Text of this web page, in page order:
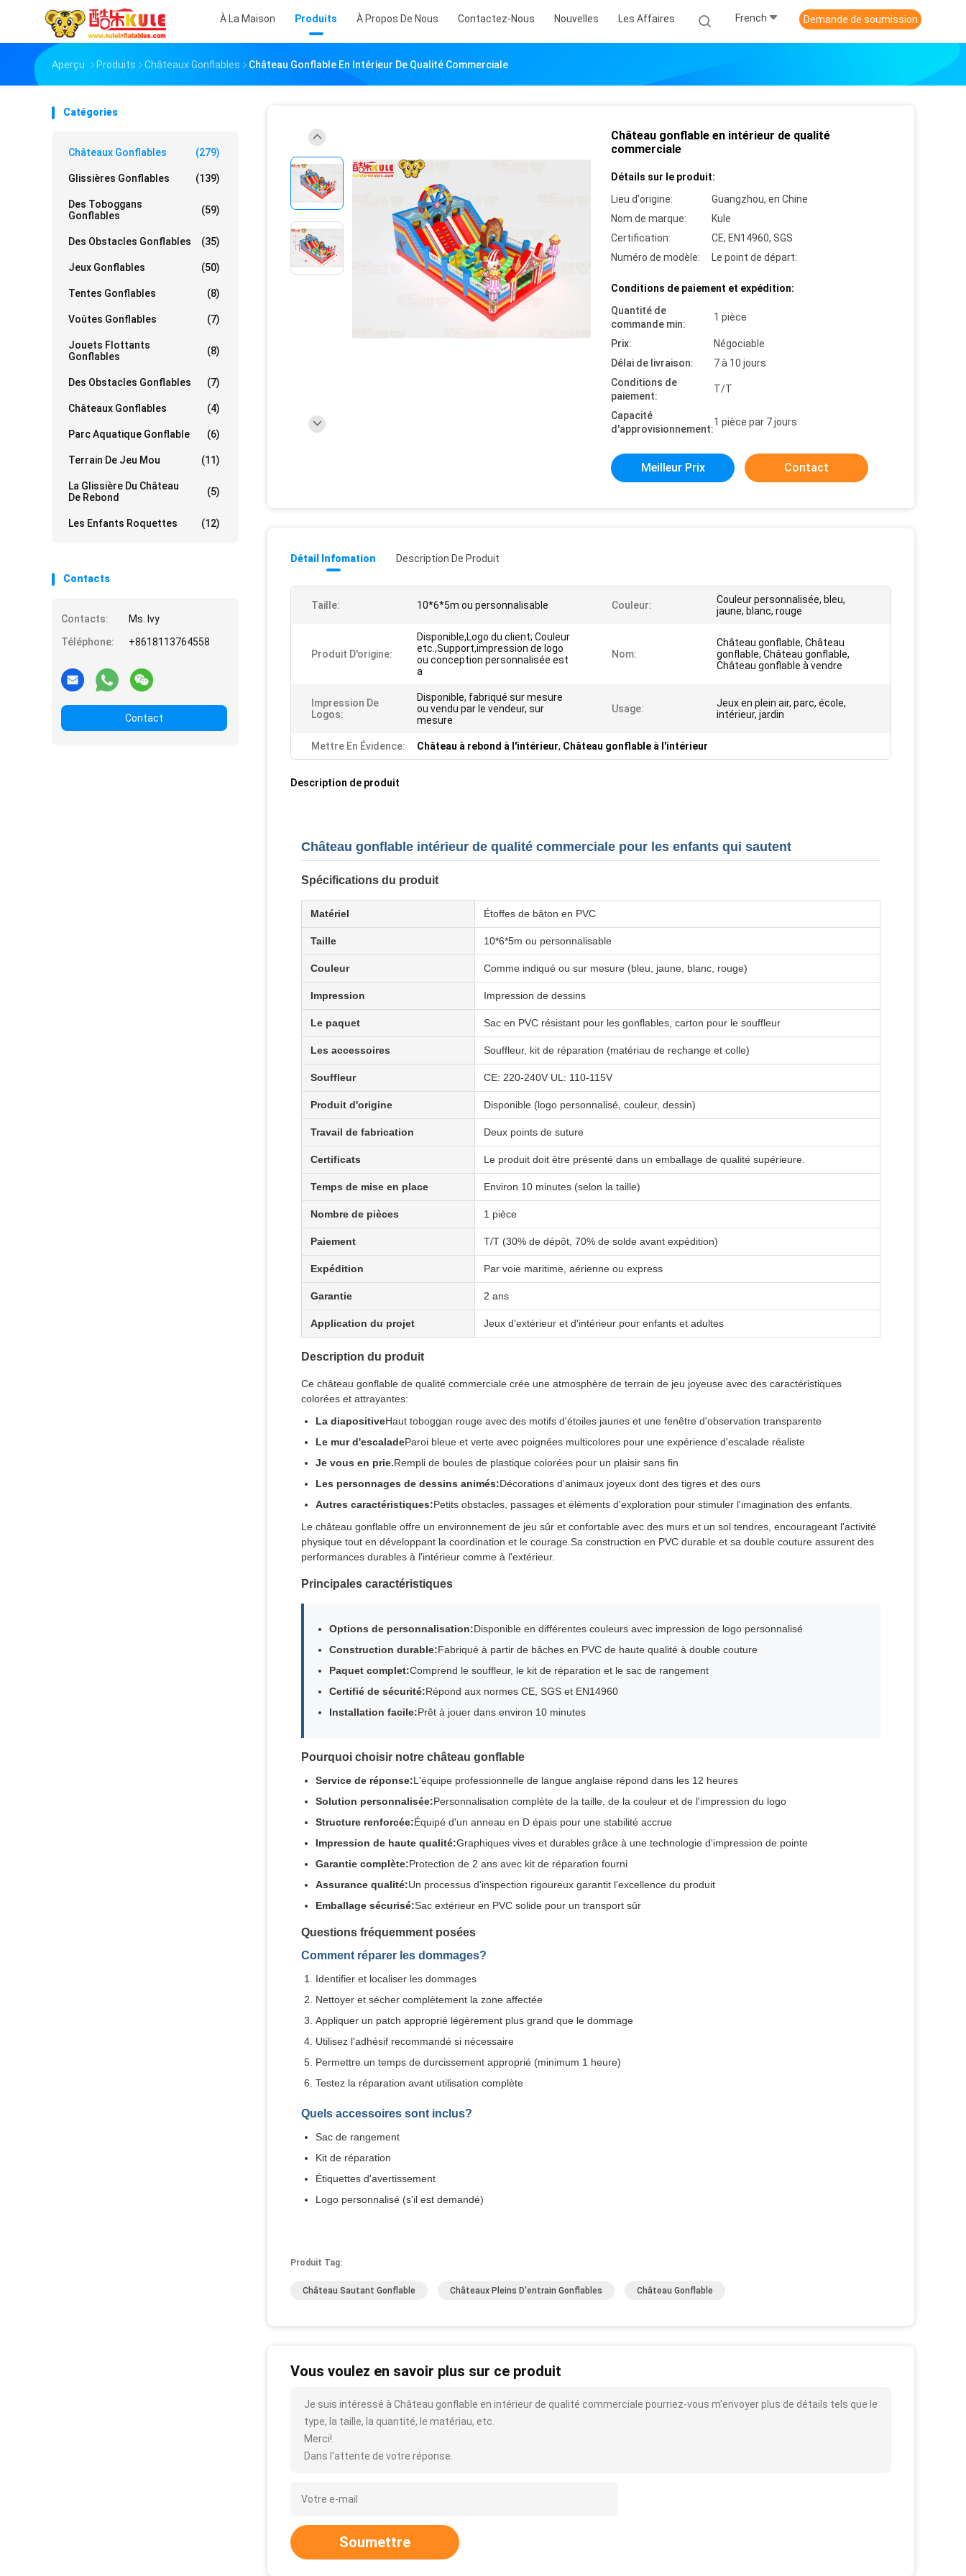
À La Maison Produits À Propos De Nous Contactez-Nous Nouvelles Les Affaires French Demande de soumission
Aperçu Produits Châteaux Gonflables Château Gonflable En Intérieur De Qualité Commerciale
Catégories
Châteaux Gonflables (279)
Glissières Gonflables (139)
Des Toboggans
Gonflables
(59)
Des Obstacles Gonflables (35)
Jeux Gonflables (50)
Tentes Gonflables (8)
Voûtes Gonflables (7)
Jouets Flottants
Gonflables
(8)
Des Obstacles Gonflables (7)
Châteaux Gonflables (4)
Parc Aquatique Gonflable (6)
Terrain De Jeu Mou (11)
La Glissière Du Château
De Rebond
(5)
Les Enfants Roquettes (12)
Contacts
Contacts:
Ms. Ivy
Téléphone:
+8618113764558
Contact
Château gonflable en intérieur de qualité
commerciale
Détails sur le produit:
Lieu d'origine:
Guangzhou, en Chine
Nom de marque:
Kule
Certification:
CE, EN14960, SGS
Numéro de modèle:
Le point de départ:
Conditions de paiement et expédition:
Quantité de
commande min:
1 pièce
Prix:
Négociable
Délai de livraison:
7 à 10 jours
Conditions de
paiement:
T/T
Capacité
d'approvisionnement:
1 pièce par 7 jours
Meilleur Prix Contact
Détail Infomation Description De Produit
Taille: 10*6*5m ou personnalisable Couleur:
Couleur personnalisée, bleu,
jaune, blanc, rouge
Produit D'origine:
Disponible,Logo du client; Couleur
etc.,Support,impression de logo
ou conception personnalisée est
a
Nom:
Château gonflable, Château
gonflable, Château gonflable,
Château gonflable à vendre
Impression De
Logos:
Disponible, fabriqué sur mesure
ou vendu par le vendeur, sur
mesure
Usage:
Jeux en plein air, parc, école,
intérieur, jardin
Mettre En Évidence: Château à rebond à l'intérieur, Château gonflable à l'intérieur
Description de produit
Château gonflable intérieur de qualité commerciale pour les enfants qui sautent
Spécifications du produit
Matériel Étoffes de bâton en PVC
Taille 10*6*5m ou personnalisable
Couleur Comme indiqué ou sur mesure (bleu, jaune, blanc, rouge)
Impression Impression de dessins
Le paquet Sac en PVC résistant pour les gonflables, carton pour le souffleur
Les accessoires Souffleur, kit de réparation (matériau de rechange et colle)
Souffleur CE: 220-240V UL: 110-115V
Produit d'origine Disponible (logo personnalisé, couleur, dessin)
Travail de fabrication Deux points de suture
Certificats Le produit doit être présenté dans un emballage de qualité supérieure.
Temps de mise en place Environ 10 minutes (selon la taille)
Nombre de pièces 1 pièce
Paiement T/T (30% de dépôt, 70% de solde avant expédition)
Expédition Par voie maritime, aérienne ou express
Garantie 2 ans
Application du projet Jeux d'extérieur et d'intérieur pour enfants et adultes
Description du produit
Ce château gonflable de qualité commerciale crée une atmosphère de terrain de jeu joyeuse avec des caractéristiques
colorées et attrayantes:
La diapositiveHaut toboggan rouge avec des motifs d'étoiles jaunes et une fenêtre d'observation transparente
Le mur d'escaladeParoi bleue et verte avec poignées multicolores pour une expérience d'escalade réaliste
Je vous en prie.Rempli de boules de plastique colorées pour un plaisir sans fin
Les personnages de dessins animés:Décorations d'animaux joyeux dont des tigres et des ours
Autres caractéristiques:Petits obstacles, passages et éléments d'exploration pour stimuler l'imagination des enfants.
Le château gonflable offre un environnement de jeu sûr et confortable avec des murs et un sol tendres, encourageant l'activité
physique tout en développant la coordination et le courage.Sa construction en PVC durable et sa double couture assurent des
performances durables à l'intérieur comme à l'extérieur.
Principales caractéristiques
Options de personnalisation:Disponible en différentes couleurs avec impression de logo personnalisé
Construction durable:Fabriqué à partir de bâches en PVC de haute qualité à double couture
Paquet complet:Comprend le souffleur, le kit de réparation et le sac de rangement
Certifié de sécurité:Répond aux normes CE, SGS et EN14960
Installation facile:Prêt à jouer dans environ 10 minutes
Pourquoi choisir notre château gonflable
Service de réponse:L'équipe professionnelle de langue anglaise répond dans les 12 heures
Solution personnalisée:Personnalisation complète de la taille, de la couleur et de l'impression du logo
Structure renforcée:Équipé d'un anneau en D épais pour une stabilité accrue
Impression de haute qualité:Graphiques vives et durables grâce à une technologie d'impression de pointe
Garantie complète:Protection de 2 ans avec kit de réparation fourni
Assurance qualité:Un processus d'inspection rigoureux garantit l'excellence du produit
Emballage sécurisé:Sac extérieur en PVC solide pour un transport sûr
Questions fréquemment posées
Comment réparer les dommages?
Identifier et localiser les dommages
Nettoyer et sécher complètement la zone affectée
Appliquer un patch approprié légèrement plus grand que le dommage
Utilisez l'adhésif recommandé si nécessaire
Permettre un temps de durcissement approprié (minimum 1 heure)
Testez la réparation avant utilisation complète
Quels accessoires sont inclus?
Sac de rangement
Kit de réparation
Étiquettes d'avertissement
Logo personnalisé (s'il est demandé)
Produit Tag:
Château Sautant Gonflable Châteaux Pleins D'entrain Gonflables Château Gonflable
Vous voulez en savoir plus sur ce produit
Je suis intéressé à Château gonflable en intérieur de qualité commerciale pourriez-vous m'envoyer plus de détails tels que le
type, la taille, la quantité, le matériau, etc.
Merci!
Dans l'attente de votre réponse.
Soumettre